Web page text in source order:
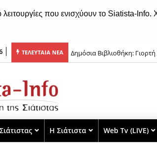
που ενισχύουν το Siatista-
ΤΕΛΕΥΤΑΙΑ ΝΕΑ Δημόσια Βιβλιοθήκη:
Η Σιάτιστα Web Tv (LIVE)